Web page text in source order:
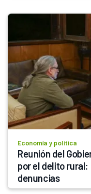
Economía y política
Reunión del
por el delito rural:
denuncias